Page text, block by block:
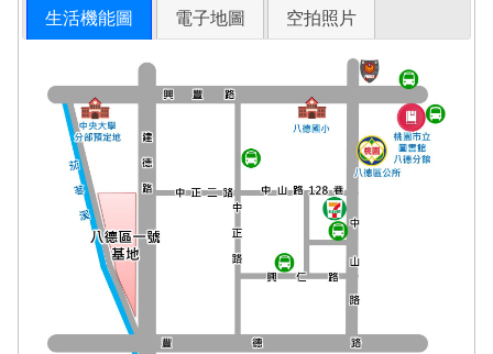
生活機能圖 電子地圖 空拍照片